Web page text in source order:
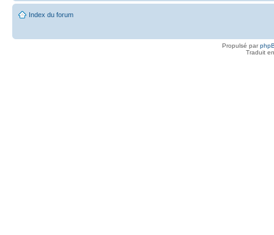
Index du forum
Propulsé par
Traduit